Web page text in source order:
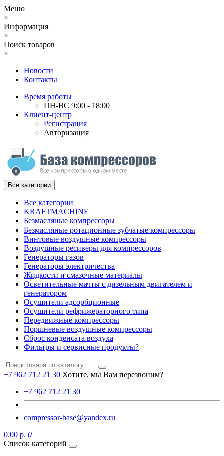
Меню
×
Информация
×
Поиск товаров
×
Новости
Контакты
Время работы
ПН-ВС 9:00 - 18:00
Клиент-центр
Регистрация
Авторизация
Все категории
Все категории
KRAFTMACHINE
Безмасляные компрессоры
Безмасляные ротационные зубчатые компрессоры
Винтовые воздушные компрессоры
Воздушные ресиверы для компрессоров
Генераторы газов
Генераторы электричества
Жидкости и смазочные материалы
Осветительные мачты с дизельным двигателем и
генератором
Осушители адсорбционные
Осушители рефрижераторного типа
Передвижные компрессоры
Поршневые воздушные компрессоры
Сброс конденсата воздуха
Фильтры и сервисные продукты?
+7 962 712 21 30 Хотите, мы Вам перезвоним?
+7 962 712 21 30
compressor-base@yandex.ru
0.00 р. 0
Список категорий